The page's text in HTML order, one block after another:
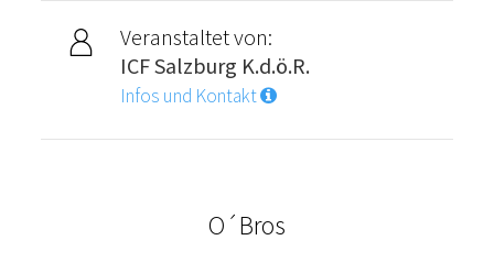
Veranstaltet von:
ICF Salzburg K.d.ö.R.
Infos und Kontakt
O´Bros